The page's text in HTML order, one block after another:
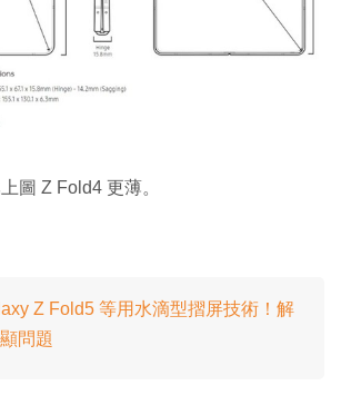
圖 Z Fold4 更薄。
Z Fold5 等用水滴型摺屏技術！解
問題